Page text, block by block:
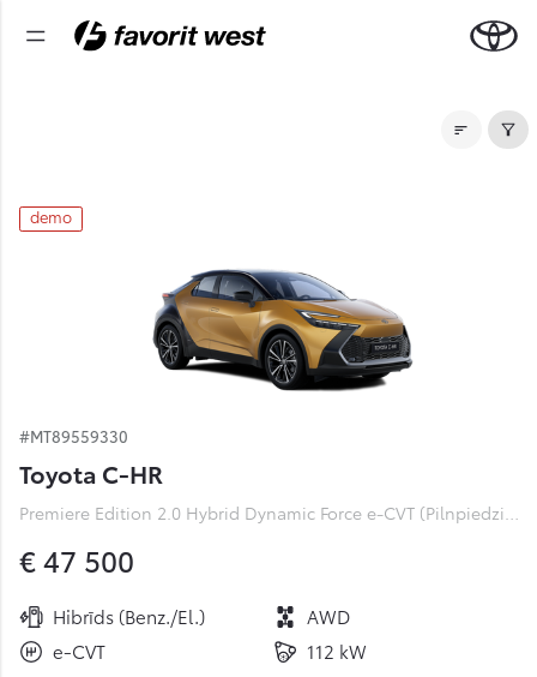
demo
#MT89559330
Toyota C-HR
Premiere Edition 2.0 Hybrid Dynamic Force e-CVT (Pilnpiedziņa) (112 kW)
€ 47 500
Hibrīds (Benz./El.)
AWD
e-CVT
112 kW